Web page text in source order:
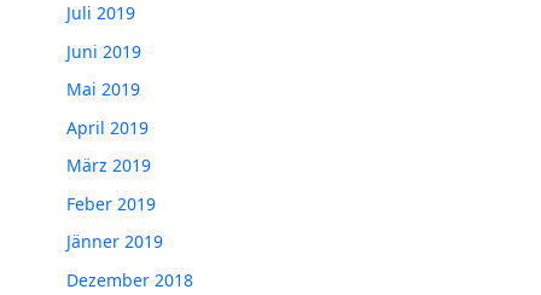
Juli 2019
Juni 2019
Mai 2019
April 2019
März 2019
Feber 2019
Jänner 2019
Dezember 2018